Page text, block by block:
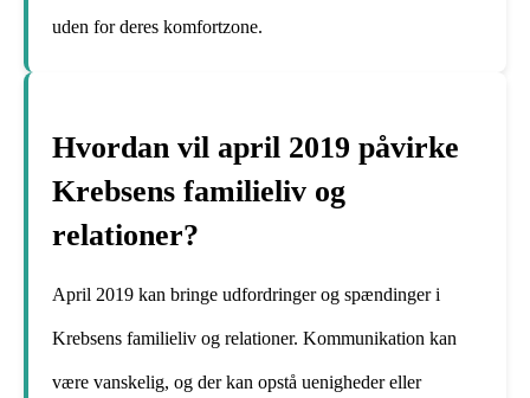
uden for deres komfortzone.
Hvordan vil april 2019 påvirke
Krebsens familieliv og
relationer?
April 2019 kan bringe udfordringer og spændinger i
Krebsens familieliv og relationer. Kommunikation kan
være vanskelig, og der kan opstå uenigheder eller